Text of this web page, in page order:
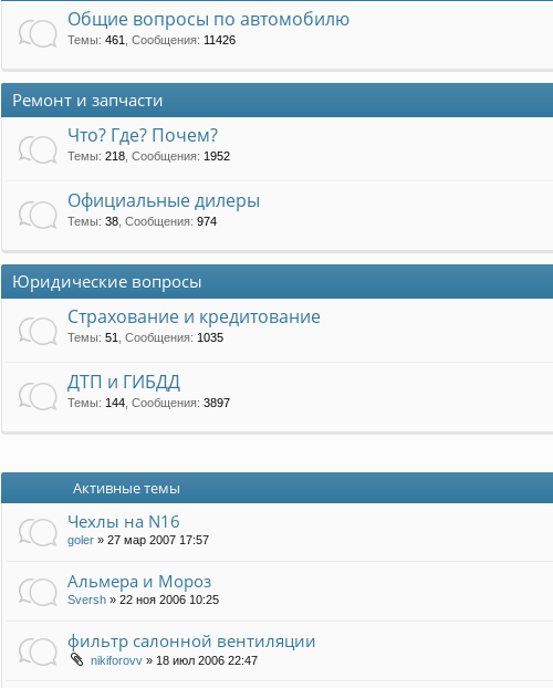
Общие вопросы по автомобилю
Темы: 461 Сообщения: 11426
Ремонт и запчасти
Что? Где? Почем?
Темы: 218 Сообщения: 1952
Официальные дилеры
Темы: 38 Сообщения: 974
Юридические вопросы
Страхование и кредитование
Темы: 51 Сообщения: 1035
ДТП и ГИБДД
Темы: 144 Сообщения: 3897
Активные темы
Чехлы на N16
goler » 27 мар 2007 17:57
Альмера и Мороз
Sversh » 22 ноя 2006 10:25
фильтр салонной вентиляции
nikiforovv » 18 июл 2006 22:47